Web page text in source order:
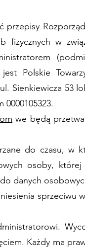
przepisy
fizycznych w
Polskie
Sienkiewicza 53
we będą
do czasu, w
osoby, której
danych
sprzeciwu
Każdy ma